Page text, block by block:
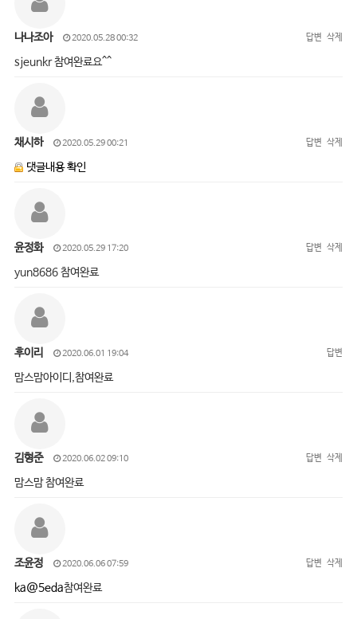
나나조아 2020.05.28 00:32 답변 삭제
sjeunkr 참여완료요^^
채시하 2020.05.29 00:21 답변 삭제
댓글내용 확인
윤정화 2020.05.29 17:20 답변 삭제
yun8686 참여완료
후이리 2020.06.01 19:04 답변
맘스맘아이디,참여완료
김형준 2020.06.02 09:10 답변 삭제
맘스맘 참여완료
조윤정 2020.06.06 07:59 답변 삭제
ka@5eda참여완료